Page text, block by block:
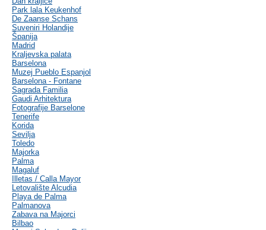
Park lala Keukenhof
De Zaanse Schans
Suveniri Holandije
Španija
Madrid
Kraljevska palata
Barselona
Muzej Pueblo Espanjol
Barselona - Fontane
Sagrada Familia
Gaudi Arhitektura
Fotografije Barselone
Tenerife
Korida
Sevilja
Toledo
Majorka
Palma
Magaluf
Illetas / Calla Mayor
Letovalište Alcudia
Playa de Palma
Palmanova
Zabava na Majorci
Bilbao